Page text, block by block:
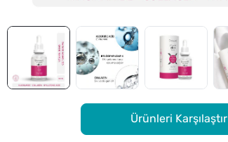
Ürünleri Karşılaştır